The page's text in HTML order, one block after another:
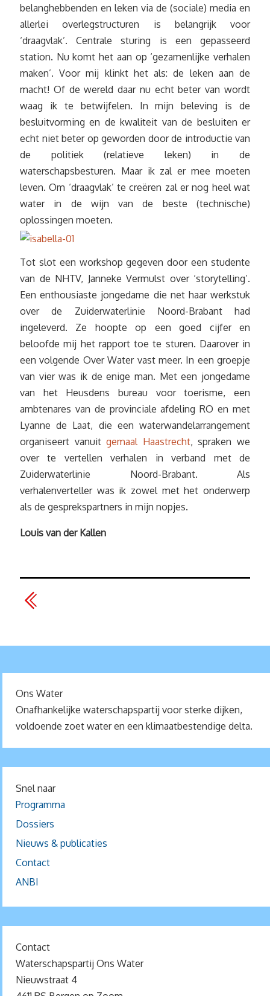
belanghebbenden en leken via de (sociale) media en
allerlei overlegstructuren is belangrijk voor
‘draagvlak’. Centrale sturing is een gepasseerd
station. Nu komt het aan op ‘gezamenlijke verhalen
maken’. Voor mij klinkt het als: de leken aan de
macht! Of de wereld daar nu echt beter van wordt
waag ik te betwijfelen. In mijn beleving is de
besluitvorming en de kwaliteit van de besluiten er
echt niet beter op geworden door de introductie van
de politiek (relatieve leken) in de
waterschapsbesturen. Maar ik zal er mee moeten
leven. Om ‘draagvlak’ te creëren zal er nog heel wat
water in de wijn van de beste (technische)
oplossingen moeten.
Tot slot een workshop gegeven door een studente
van de NHTV, Janneke Vermulst over ‘storytelling’.
Een enthousiaste jongedame die net haar werkstuk
over de Zuiderwaterlinie Noord-Brabant had
ingeleverd. Ze hoopte op een goed cijfer en
beloofde mij het rapport toe te sturen. Daarover in
een volgende Over Water vast meer. In een groepje
van vier was ik de enige man. Met een jongedame
van het Heusdens bureau voor toerisme, een
ambtenares van de provinciale afdeling RO en met
Lyanne de Laat, die een waterwandelarrangement
organiseert vanuitgemaal Haastrecht, spraken we
over te vertellen verhalen in verband met de
Zuiderwaterlinie Noord-Brabant. Als
verhalenverteller was ik zowel met het onderwerp
als de gesprekspartners in mijn nopjes.
Louis van der Kallen
Ons Water
Onafhankelijke waterschapspartij voor sterke dijken,
voldoende zoet water en een klimaatbestendige delta.
Snel naar
Programma
Dossiers
Nieuws & publicaties
Contact
ANBI
Contact
Waterschapspartij Ons Water
Nieuwstraat 4